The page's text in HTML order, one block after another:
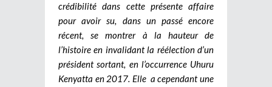
crédibilité dans cette présente affaire
pour avoir su, dans un passé encore
récent, se montrer à la hauteur de
l’histoire en invalidant la réélection d’un
président sortant, en l’occurrence Uhuru
Kenyatta en 2017. Elle a cependant une